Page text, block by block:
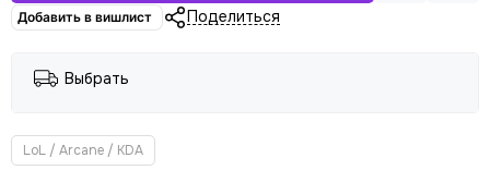
Добавить в вишлист Поделиться
Выбрать
LoL / Arcane / KDA